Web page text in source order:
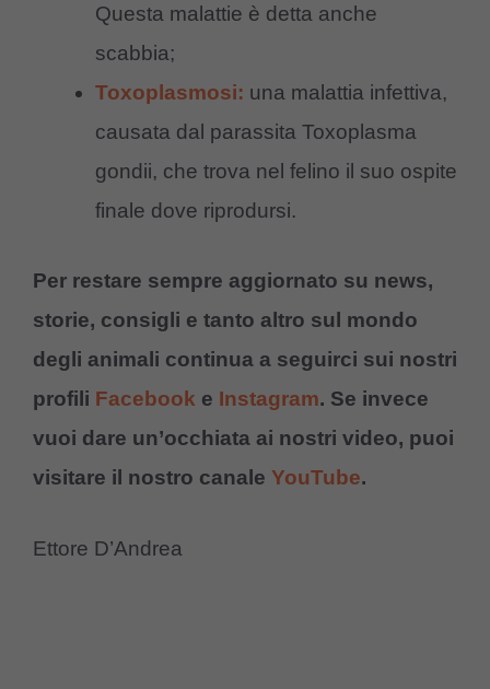
Questa malattie è detta anche
scabbia;
Toxoplasmosi: una malattia infettiva,
causata dal parassita Toxoplasma
gondii, che trova nel felino il suo ospite
finale dove riprodursi.
Per restare sempre aggiornato su news,
storie, consigli e tanto altro sul mondo
degli animali continua a seguirci sui nostri
profili Facebook e Instagram. Se invece
vuoi dare un’occhiata ai nostri video, puoi
visitare il nostro canale YouTube.
Ettore D’Andrea